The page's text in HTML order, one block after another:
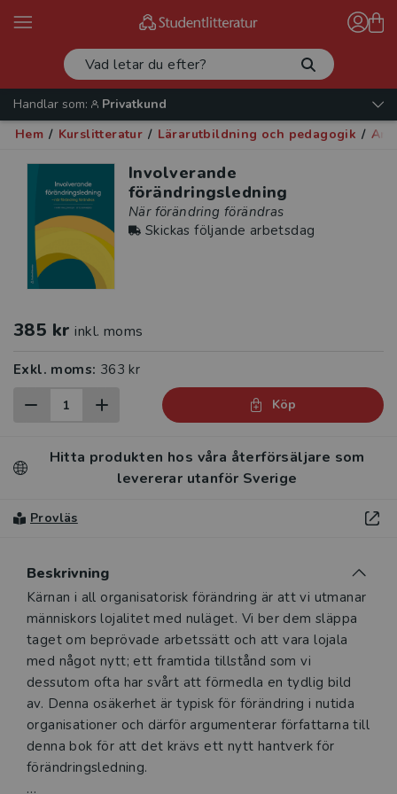
Handlar som:
Privatkund
Hem / Kurslitteratur / Lärarutbildning och pedagogik /
Involverande
förändringsledning
När förändring förändras
Skickas följande arbetsdag
385 kr inkl. moms
Exkl. moms: 363 kr
Köp
Hitta produkten hos våra återförsäljare som
levererar utanför Sverige
Provläs
Beskrivning
Beskrivning
Kärnan i all organisatorisk förändring är att vi utmanar
människors lojalitet med nuläget. Vi ber dem släppa
taget om beprövade arbetssätt och att vara lojala
med något nytt; ett framtida tillstånd som vi
dessutom ofta har svårt att förmedla en tydlig bild
av. Denna osäkerhet är typisk för förändring i nutida
organisationer och därför argumenterar författarna till
denna bok för att det krävs ett nytt hantverk för
förändringsledning.